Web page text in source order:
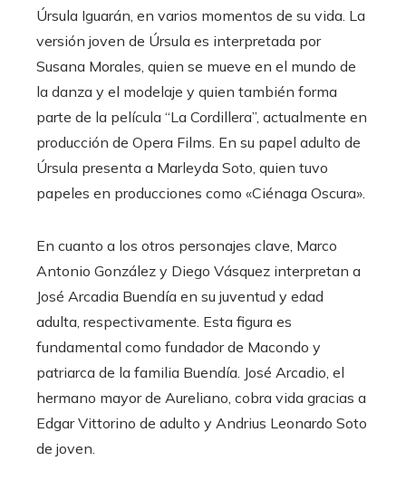
Úrsula Iguarán, en varios momentos de su vida. La
versión joven de Úrsula es interpretada por
Susana Morales, quien se mueve en el mundo de
la danza y el modelaje y quien también forma
parte de la película “La Cordillera”, actualmente en
producción de Opera Films. En su papel adulto de
Úrsula presenta a Marleyda Soto, quien tuvo
papeles en producciones como «Ciénaga Oscura».
En cuanto a los otros personajes clave, Marco
Antonio González y Diego Vásquez interpretan a
José Arcadia Buendía en su juventud y edad
adulta, respectivamente. Esta figura es
fundamental como fundador de Macondo y
patriarca de la familia Buendía. José Arcadio, el
hermano mayor de Aureliano, cobra vida gracias a
Edgar Vittorino de adulto y Andrius Leonardo Soto
de joven.